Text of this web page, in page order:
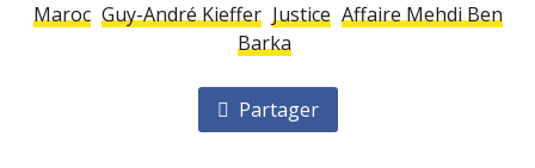
Maroc Guy-André Kieffer Justice Affaire Mehdi Ben
Barka
Partager